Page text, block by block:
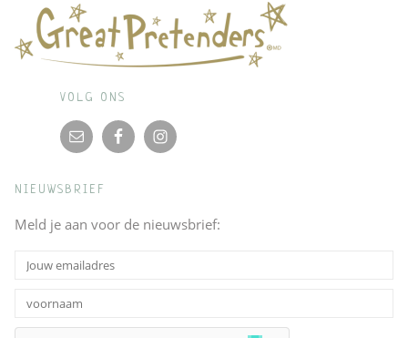
VOLG ONS
NIEUWSBRIEF
Meld je aan voor de nieuwsbrief: